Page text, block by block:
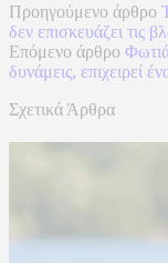
Προηγούμενο άρθρο
δεν επισκευάζει τις
Επόμενο άρθρο
δυνάμεις, επιχειρεί
Σχετικά Άρθρα